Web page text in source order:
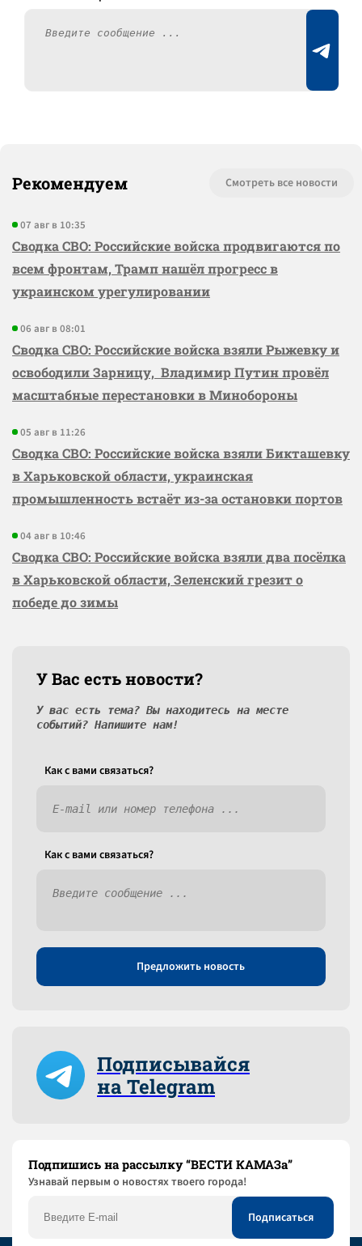
Рекомендуем Смотреть все новости
07 авг в 10:35
Сводка СВО: Российские войска продвигаются по
всем фронтам, Трамп нашёл прогресс в
украинском урегулировании
06 авг в 08:01
Сводка СВО: Российские войска взяли Рыжевку и
освободили Зарницу, Владимир Путин провёл
масштабные перестановки в Минобороны
05 авг в 11:26
Сводка СВО: Российские войска взяли Бикташевку
в Харьковской области, украинская
промышленность встаёт из-за остановки портов
04 авг в 10:46
Сводка СВО: Российские войска взяли два посёлка
в Харьковской области, Зеленский грезит о
победе до зимы
У Вас есть новости?
У вас есть тема? Вы находитесь на месте
событий? Напишите нам!
Как c вами связаться?
Как c вами связаться?
Предложить новость
Подписывайся
на Telegram
Подпишись на рассылку “ВЕСТИ КАМАЗа”
Узнaвай первым о новостях твоего города!